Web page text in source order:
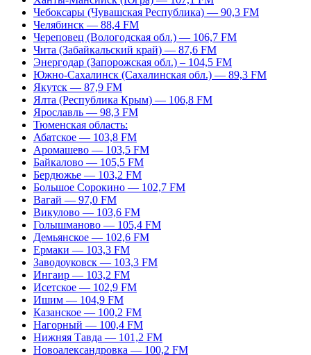
Чебоксары (Чувашская Республика) — 90,3 FM
Челябинск — 88,4 FM
Череповец (Вологодская обл.) — 106,7 FM
Чита (Забайкальский край) — 87,6 FM
Энергодар (Запорожская обл.) – 104,5 FM
Южно-Сахалинск (Сахалинская обл.) — 89,3 FM
Якутск — 87,9 FM
Ялта (Республика Крым) — 106,8 FM
Ярославль — 98,3 FM
Тюменская область:
Абатское — 103,8 FM
Аромашево — 103,5 FM
Байкалово — 105,5 FM
Бердюжье — 103,2 FM
Большое Сорокино — 102,7 FM
Вагай — 97,0 FM
Викулово — 103,6 FM
Голышманово — 105,4 FM
Демьянское — 102,6 FM
Ермаки — 103,3 FM
Заводоуковск — 103,3 FM
Ингаир — 103,2 FM
Исетское — 102,9 FM
Ишим — 104,9 FM
Казанское — 100,2 FM
Нагорный — 100,4 FM
Нижняя Тавда — 101,2 FM
Новоалександровка — 100,2 FM